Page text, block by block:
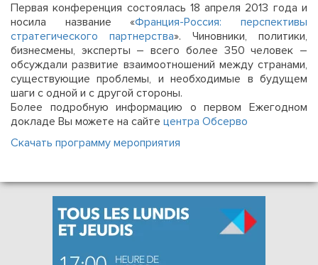
Первая конференция состоялась 18 апреля 2013 года и
носила название «Франция-Россия: перспективы
стратегического партнерства». Чиновники, политики,
бизнесмены, эксперты – всего более 350 человек –
обсуждали развитие взаимоотношений между странами,
существующие проблемы, и необходимые в будущем
шаги с одной и с другой стороны.
Более подробную информацию о первом Ежегодном
докладе Вы можете на сайте центра Обсерво
Скачать программу мероприятия